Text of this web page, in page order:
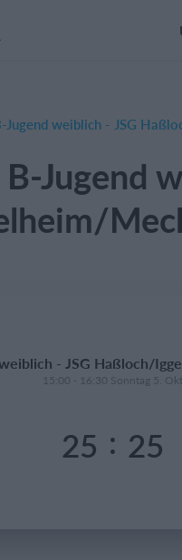
weiblich - JSG
Jugend
- JSG Haßloch/
15:00 - 16:30 Sonntag 5. Okt
25 : 25